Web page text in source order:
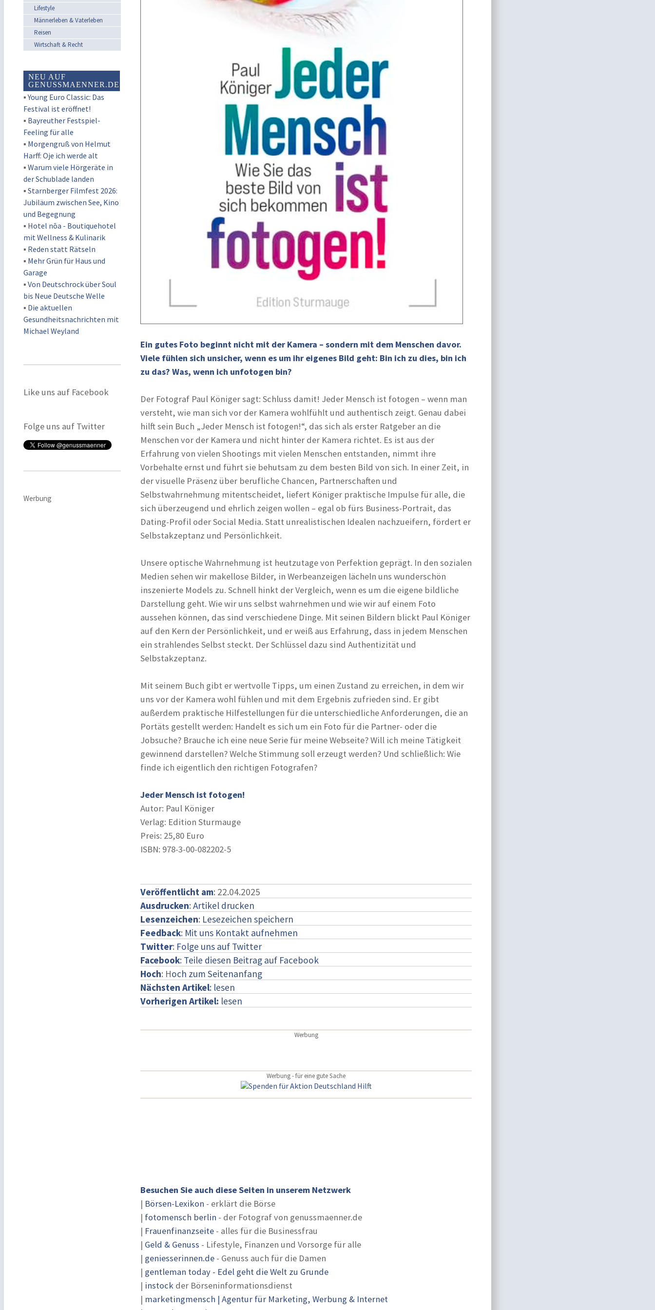
Lifestyle
Männerleben & Vaterleben
Reisen
Wirtschaft & Recht
NEU AUF
GENUSSMAENNER.DE
▪Young Euro Classic: Das
Festival ist eröffnet!
▪ Bayreuther Festspiel-
Feeling für alle
▪ Morgengruß von Helmut
Harff: Oje ich werde alt
▪ Warum viele Hörgeräte in
der Schublade landen
▪ Starnberger Filmfest 2026:
Jubiläum zwischen See, Kino
und Begegnung
▪ Hotel nōa - Boutiquehotel
mit Wellness & Kulinarik
▪ Reden statt Rätseln
▪ Mehr Grün für Haus und
Garage
▪ Von Deutschrock über Soul
bis Neue Deutsche Welle
▪ Die aktuellen
Gesundheitsnachrichten mit
Michael Weyland
Like uns auf Facebook
Folge uns auf Twitter
Werbung
Ein gutes Foto beginnt nicht mit der Kamera – sondern mit dem Menschen davor.
Viele fühlen sich unsicher, wenn es um ihr eigenes Bild geht: Bin ich zu dies, bin ich
zu das? Was, wenn ich unfotogen bin?
Der Fotograf Paul Königer sagt: Schluss damit! Jeder Mensch ist fotogen – wenn man
versteht, wie man sich vor der Kamera wohlfühlt und authentisch zeigt. Genau dabei
hilft sein Buch „Jeder Mensch ist fotogen!“, das sich als erster Ratgeber an die
Menschen vor der Kamera und nicht hinter der Kamera richtet. Es ist aus der
Erfahrung von vielen Shootings mit vielen Menschen entstanden, nimmt ihre
Vorbehalte ernst und führt sie behutsam zu dem besten Bild von sich. In einer Zeit, in
der visuelle Präsenz über berufliche Chancen, Partnerschaften und
Selbstwahrnehmung mitentscheidet, liefert Königer praktische Impulse für alle, die
sich überzeugend und ehrlich zeigen wollen – egal ob fürs Business-Portrait, das
Dating-Profil oder Social Media. Statt unrealistischen Idealen nachzueifern, fördert er
Selbstakzeptanz und Persönlichkeit.
Unsere optische Wahrnehmung ist heutzutage von Perfektion geprägt. In den sozialen
Medien sehen wir makellose Bilder, in Werbeanzeigen lächeln uns wunderschön
inszenierte Models zu. Schnell hinkt der Vergleich, wenn es um die eigene bildliche
Darstellung geht. Wie wir uns selbst wahrnehmen und wie wir auf einem Foto
aussehen können, das sind verschiedene Dinge. Mit seinen Bildern blickt Paul Königer
auf den Kern der Persönlichkeit, und er weiß aus Erfahrung, dass in jedem Menschen
ein strahlendes Selbst steckt. Der Schlüssel dazu sind Authentizität und
Selbstakzeptanz.
Mit seinem Buch gibt er wertvolle Tipps, um einen Zustand zu erreichen, in dem wir
uns vor der Kamera wohl fühlen und mit dem Ergebnis zufrieden sind. Er gibt
außerdem praktische Hilfestellungen für die unterschiedliche Anforderungen, die an
Portäts gestellt werden: Handelt es sich um ein Foto für die Partner- oder die
Jobsuche? Brauche ich eine neue Serie für meine Webseite? Will ich meine Tätigkeit
gewinnend darstellen? Welche Stimmung soll erzeugt werden? Und schließlich: Wie
finde ich eigentlich den richtigen Fotografen?
Jeder Mensch ist fotogen!
Autor: Paul Königer
Verlag: Edition Sturmauge
Preis: 25,80 Euro
ISBN: 978-3-00-082202-5
Veröffentlicht am: 22.04.2025
Ausdrucken: Artikel drucken
Lesenzeichen: Lesezeichen speichern
Feedback: Mit uns Kontakt aufnehmen
Twitter: Folge uns auf Twitter
Facebook: Teile diesen Beitrag auf Facebook
Hoch: Hoch zum Seitenanfang
Nächsten Artikel: lesen
Vorherigen Artikel: lesen
Werbung
Werbung - für eine gute Sache
Besuchen Sie auch diese Seiten in unserem Netzwerk
| Börsen-Lexikon - erklärt die Börse
| fotomensch berlin - der Fotograf von genussmaenner.de
| Frauenfinanzseite - alles für die Businessfrau
| Geld & Genuss - Lifestyle, Finanzen und Vorsorge für alle
| geniesserinnen.de - Genuss auch für die Damen
| gentleman today - Edel geht die Welt zu Grunde
| instock der Börseninformationsdienst
| marketingmensch | Agentur für Marketing, Werbung & Internet